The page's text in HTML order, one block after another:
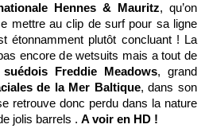
Hennes & Mauritz, qu’on
mettre au clip de surf pour sa ligne
étonnamment plutôt concluant ! La
encore de wetsuits mais a tout de
Freddie Meadows, grand
de la Mer Baltique, dans son
retrouve donc perdu dans la nature
jolis barrels . A voir en HD !